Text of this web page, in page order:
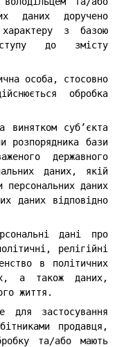
даних доручено
характеру з базою
до змісту
особа, стосовно
обробка
суб’єкта
розпорядника бази
державного
даних, якій
персональних даних
даних відповідно
дані про
релігійні
в політичних
а також даних,
життя.
для застосування
продавця,
та/або мають